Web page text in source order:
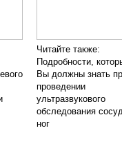
Читайте также:
Подробности,
Вы должны знать
проведении
ультразвукового
обследования
ног